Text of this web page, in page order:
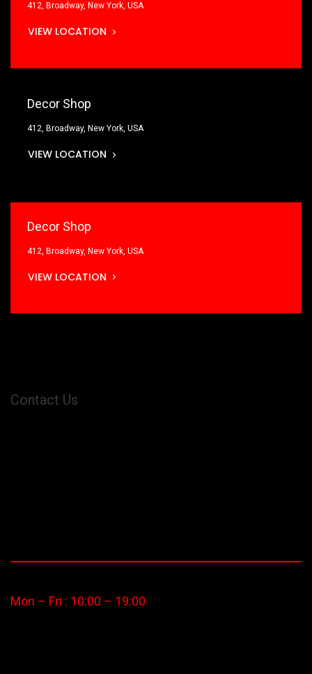
412, Broadway, New York, USA
VIEW LOCATION
Decor Shop
412, Broadway, New York, USA
VIEW LOCATION
Decor Shop
412, Broadway, New York, USA
VIEW LOCATION
Contact Us
Mon – Fri : 10:00 – 19:00